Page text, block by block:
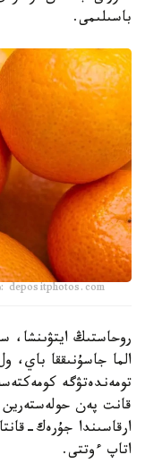
باسىلىمى.
depositphotos.com
روحاستىڭ ايتۋىنشا،
الما جاسۇنىققا باي،
تومەندەتۋگە
قانت پەن
ارقاسىندا جۇرەك-
اتاپ ءوتتى.